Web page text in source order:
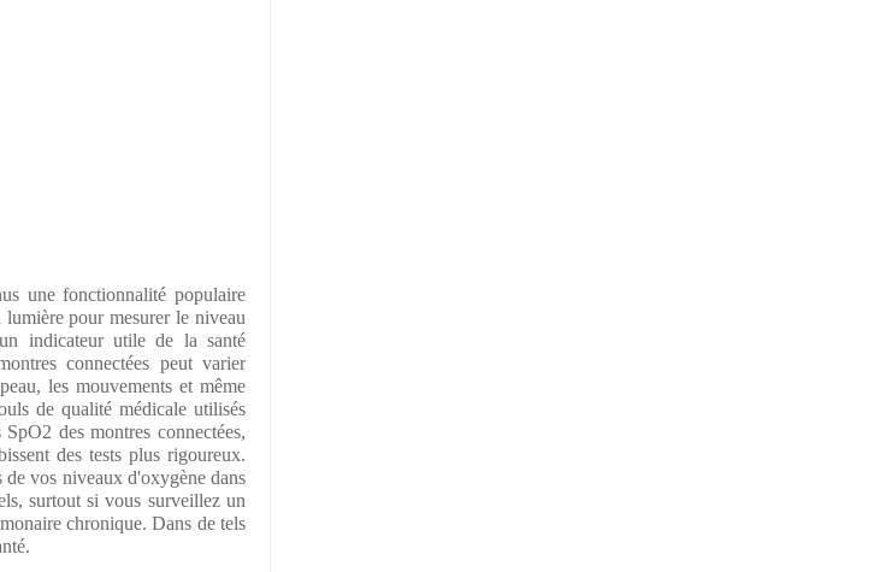
une fonctionnalité populaire
lumière pour mesurer le niveau
indicateur utile de la santé
connectées peut varier
les mouvements et même
de qualité médicale utilisés
des montres connectées,
des tests plus rigoureux.
de vos niveaux d'oxygène dans
surtout si vous surveillez un
chronique. Dans de tels